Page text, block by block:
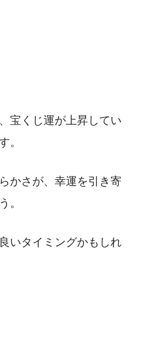
宝くじ運が上昇してい
。
かさが、幸運を引き寄
。
いタイミングかもしれ